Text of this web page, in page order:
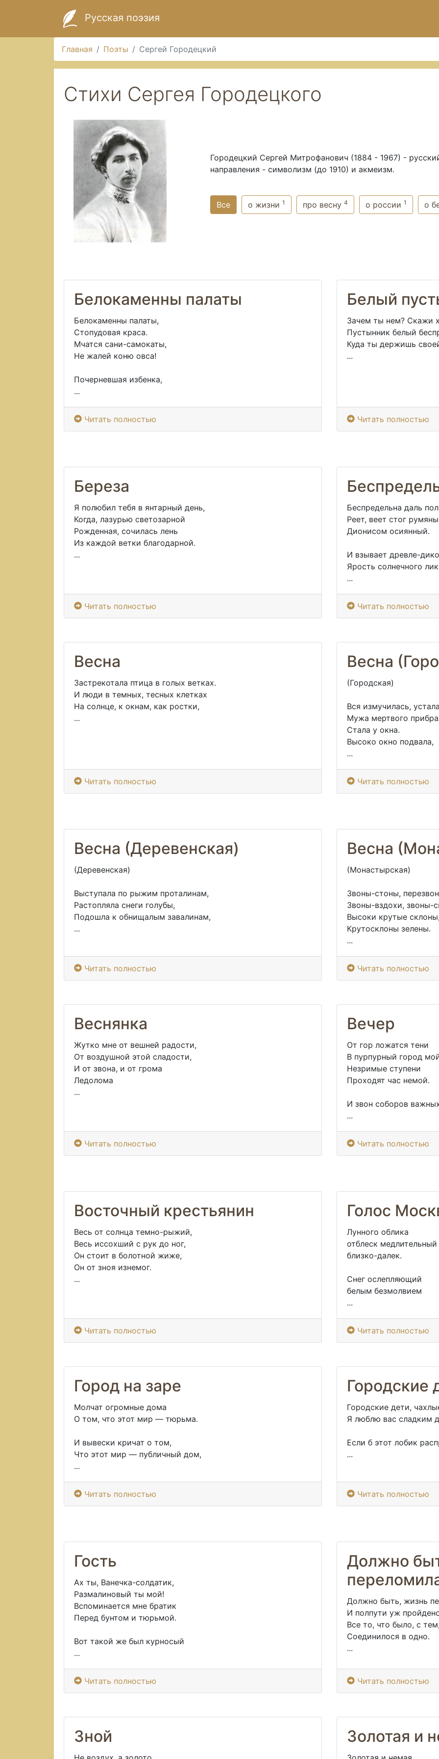
Русская поэзия
Главная Поэты Сергей Городецкий
Стихи Сергея Городецкого
Городецкий Сергей Митрофанович (1884 - 1967) -
направления - символизм (до 1910) и акмеизм.
Все о жизни 1 про весну 4 о россии 1 о
Белокаменны палаты
Белокаменны палаты,
Стопудовая краса.
Мчатся сани-самокаты,
Не жалей коню овса!
Почерневшая избенка,
...
Читать полностью
Белый
Зачем ты нем? Скажи
Пустынник белый
Куда ты держишь
...
Читать полностью
Береза
Я полюбил тебя в янтарный день,
Когда, лазурью светозарной
Рожденная, сочилась лень
Из каждой ветки благодарной.
...
Читать полностью
Беспредельна даль
Реет, веет стог
Дионисом осиянный.
И взывает древле-дико
Ярость солнечного
...
Читать полностью
Весна
Застрекотала птица в голых ветках.
И люди в темных, тесных клетках
На солнце, к окнам, как ростки,
...
Читать полностью
Весна
(Городская)
Вся измучилась,
Мужа мертвого
Стала у окна.
Высоко окно подвала,
...
Читать полностью
Весна (Деревенская)
(Деревенская)
Выступала по рыжим проталинам,
Растопляла снеги голубы,
Подошла к обнищалым завалинам,
...
Читать полностью
Весна
(Монастырская)
Звоны-стоны,
Звоны-вздохи, звоны-
Высоки крутые
Крутосклоны зелены.
...
Читать полностью
Веснянка
Жутко мне от вешней радости,
От воздушной этой сладости,
И от звона, и от грома
Ледолома
...
Читать полностью
Вечер
От гор ложатся тени
В пурпурный город
Незримые ступени
Проходят час немой.
И звон соборов
...
Читать полностью
Восточный крестьянин
Весь от солнца темно-рыжий,
Весь иссохший с рук до ног,
Он стоит в болотной жиже,
Он от зноя изнемог.
...
Читать полностью
Голос
Лунного облика
отблеск медлительный
близко-далек.
Снег ослепляющий
белым безмолвием
...
Читать полностью
Город на заре
Молчат огромные дома
О том, что этот мир — тюрьма.
И вывески кричат о том,
Что этот мир — публичный дом,
...
Читать полностью
Городские
Городские дети,
Я люблю вас сладким
Если б этот лобик
...
Читать полностью
Гость
Ах ты, Ванечка-солдатик,
Размалиновый ты мой!
Вспоминается мне братик
Перед бунтом и тюрьмой.
Вот такой же был курносый
...
Читать полностью
Должно
Должно быть, жизнь
И полпути уж
Все то, что было, с
Соединилося в одно.
...
Читать полностью
Зной Золотая и